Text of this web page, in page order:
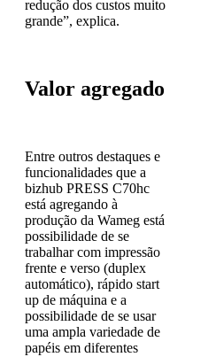
redução dos custos muito
grande”, explica.
Valor agregado
Entre outros destaques e
funcionalidades que a
bizhub PRESS C70hc
está agregando à
produção da Wameg está
possibilidade de se
trabalhar com impressão
frente e verso (duplex
automático), rápido start
up de máquina e a
possibilidade de se usar
uma ampla variedade de
papéis em diferentes